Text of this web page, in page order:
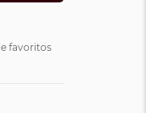
favoritos